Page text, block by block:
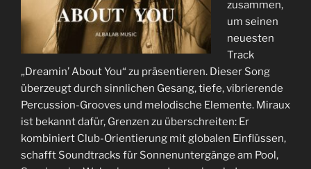
zusammen,
um seinen
neuesten
Track
„Dreamin’ About You“ zu präsentieren. Dieser Song
überzeugt durch sinnlichen Gesang, tiefe, vibrierende
Percussion-Grooves und melodische Elemente. Miraux
ist bekannt dafür, Grenzen zu überschreiten: Er
kombiniert Club-Orientierung mit globalen Einflüssen,
schafft Soundtracks für Sonnenuntergänge am Pool,